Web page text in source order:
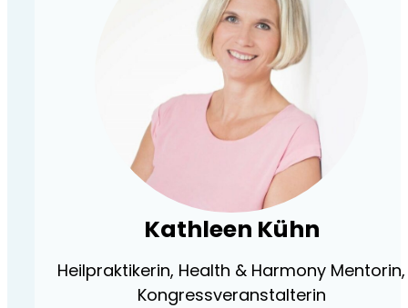
Kathleen Kühn
Heilpraktikerin, Health & Harmony Mentorin,
Kongressveranstalterin